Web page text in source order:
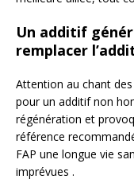
Un additif
remplacer
Attention au chant
pour un additif non
régénération et
référence
FAP une longue vie
imprévues .